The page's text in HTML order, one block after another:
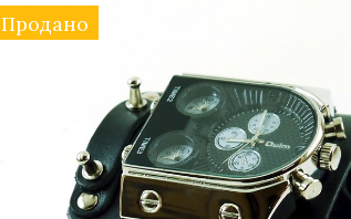
Продано